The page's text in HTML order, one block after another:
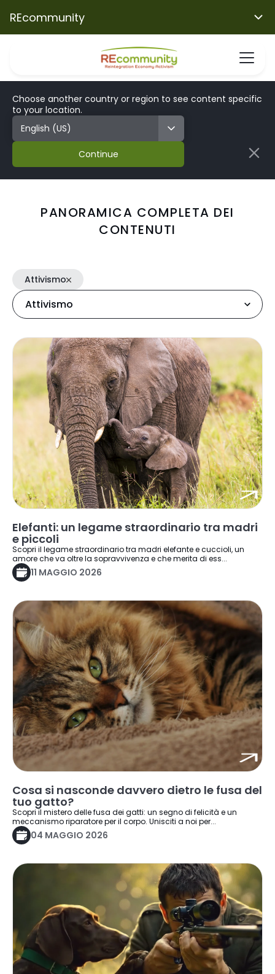
REcommunity
Choose another country or region to see content specific
to your location.
Continue
PANORAMICA COMPLETA DEI
CONTENUTI
Attivismo
Elefanti: un legame straordinario tra madri
e piccoli
Scopri il legame straordinario tra madri elefante e cuccioli, un
amore che va oltre la sopravvivenza e che merita di ess...
11 MAGGIO 2026
Cosa si nasconde davvero dietro le fusa del
tuo gatto?
Scopri il mistero delle fusa dei gatti: un segno di felicità e un
meccanismo riparatore per il corpo. Unisciti a noi per...
04 MAGGIO 2026